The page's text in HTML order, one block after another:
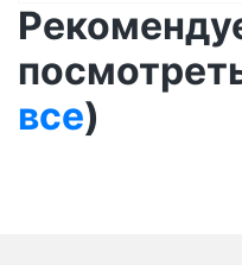
все)